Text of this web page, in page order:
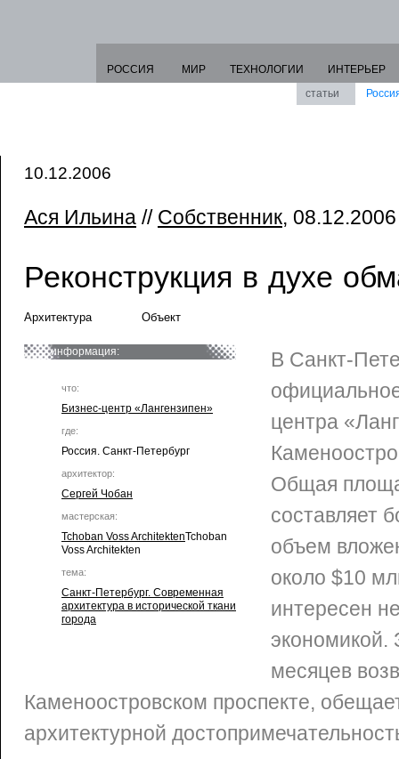
РОССИЯ МИР ТЕХНОЛОГИИ
ИНТЕРЬЕР
статьи
10.12.2006
Ася Ильина // Собственник,
Реконструкция в духе
Архитектура Объект
информация:
что:
Бизнес-центр «Лангензипен»
где:
Россия. Санкт-Петербург
архитектор:
Сергей Чобан
мастерская:
Tchoban Voss ArchitektenTchoban
Voss Architekten
тема:
Санкт-Петербург. Современная
архитектура в исторической ткани
города
В Санкт-
центра
Общая
составляет
объем
около $10
интересен
экономикой.
месяцев
Каменоостровском проспекте,
архитектурной